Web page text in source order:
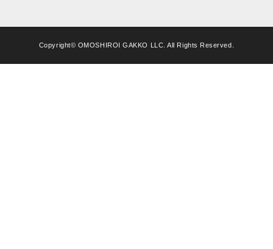
Copyright© OMOSHIROI GAKKO LLC. All Rights Reserved.